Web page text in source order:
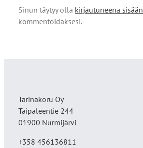
Sinun täytyy olla kirjautuneena sisään
kommentoidaksesi.
Tarinakoru Oy
Taipaleentie 244
01900 Nurmijärvi
+358 456136811